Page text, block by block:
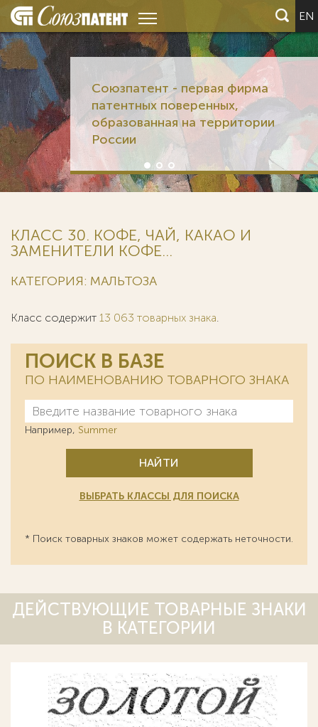
EN
Союзпатент - первая фирма
патентных поверенных,
образованная на территории
России
КЛАСС 30. КОФЕ, ЧАЙ, КАКАО И
ЗАМЕНИТЕЛИ КОФЕ...
КАТЕГОРИЯ: МАЛЬТОЗА
Класс содержит 13 063 товарных знака.
ПОИСК В БАЗЕ
ПО НАИМЕНОВАНИЮ ТОВАРНОГО ЗНАКА
Например, Summer
НАЙТИ
ВЫБРАТЬ КЛАССЫ ДЛЯ ПОИСКА
* Поиск товарных знаков может содержать неточности.
ДЕЙСТВУЮЩИЕ ТОВАРНЫЕ ЗНАКИ
В КАТЕГОРИИ